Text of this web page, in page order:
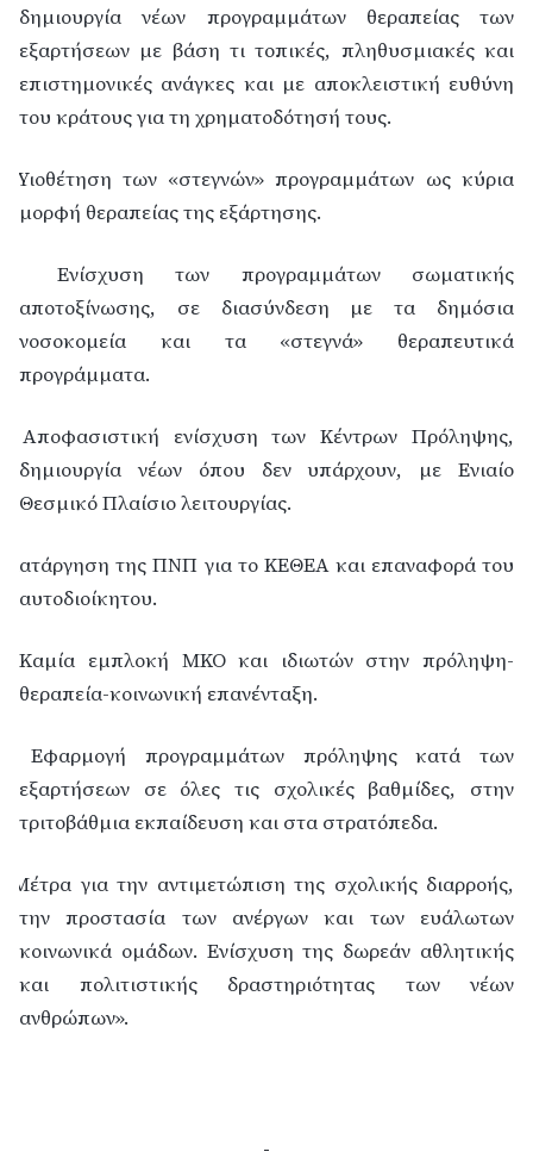
δημιουργία νέων προγραμμάτων θεραπείας των
εξαρτήσεων με βάση τι τοπικές, πληθυσμιακές και
επιστημονικές ανάγκες και με αποκλειστική ευθύνη
του κράτους για τη χρηματοδότησή τους.
Υιοθέτηση των «στεγνών» προγραμμάτων ως κύρια
μορφή θεραπείας της εξάρτησης.
Ενίσχυση των προγραμμάτων σωματικής
αποτοξίνωσης, σε διασύνδεση με τα δημόσια
νοσοκομεία και τα «στεγνά» θεραπευτικά
προγράμματα.
Αποφασιστική ενίσχυση των Κέντρων Πρόληψης,
δημιουργία νέων όπου δεν υπάρχουν, με Ενιαίο
Θεσμικό Πλαίσιο λειτουργίας.
Κατάργηση της ΠΝΠ για το ΚΕΘΕΑ και επαναφορά του
αυτοδιοίκητου.
Καμία εμπλοκή ΜΚΟ και ιδιωτών στην πρόληψη-
θεραπεία-κοινωνική επανένταξη.
Εφαρμογή προγραμμάτων πρόληψης κατά των
εξαρτήσεων σε όλες τις σχολικές βαθμίδες, στην
τριτοβάθμια εκπαίδευση και στα στρατόπεδα.
Μέτρα για την αντιμετώπιση της σχολικής διαρροής,
την προστασία των ανέργων και των ευάλωτων
κοινωνικά ομάδων. Ενίσχυση της δωρεάν αθλητικής
και πολιτιστικής δραστηριότητας των νέων
ανθρώπων».